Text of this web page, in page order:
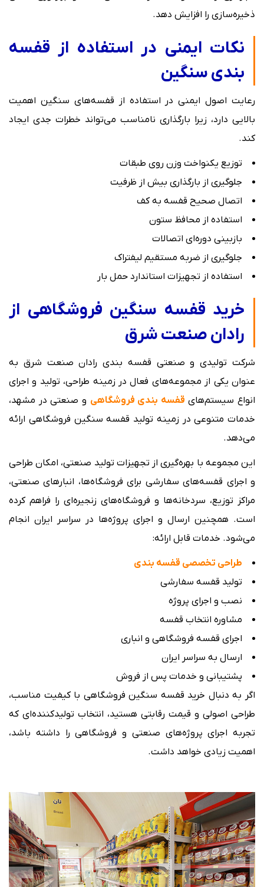
ذخیره‌سازی را افزایش دهد.
نکات ایمنی در استفاده از قفسه
بندی سنگین
رعایت اصول ایمنی در استفاده از قفسه‌های سنگین اهمیت
بالایی دارد، زیرا بارگذاری نامناسب می‌تواند خطرات جدی ایجاد
کند.
توزیع یکنواخت وزن روی طبقات
جلوگیری از بارگذاری بیش از ظرفیت
اتصال صحیح قفسه به کف
استفاده از محافظ ستون
بازبینی دوره‌ای اتصالات
جلوگیری از ضربه مستقیم لیفتراک
استفاده از تجهیزات استاندارد حمل بار
خرید قفسه سنگین فروشگاهی از
رادان صنعت شرق
شرکت تولیدی و صنعتی قفسه بندی رادان صنعت شرق به
عنوان یکی از مجموعه‌های فعال در زمینه طراحی، تولید و اجرای
انواع سیستم‌های قفسه‌ بندی فروشگاهی و صنعتی در مشهد،
خدمات متنوعی در زمینه تولید قفسه سنگین فروشگاهی ارائه
می‌دهد.
این مجموعه با بهره‌گیری از تجهیزات تولید صنعتی، امکان طراحی
و اجرای قفسه‌های سفارشی برای فروشگاه‌ها، انبارهای صنعتی،
مراکز توزیع، سردخانه‌ها و فروشگاه‌های زنجیره‌ای را فراهم کرده
است. همچنین ارسال و اجرای پروژه‌ها در سراسر ایران انجام
می‌شود. خدمات قابل ارائه:
طراحی تخصصی قفسه‌ بندی
تولید قفسه سفارشی
نصب و اجرای پروژه
مشاوره انتخاب قفسه
اجرای قفسه فروشگاهی و انباری
ارسال به سراسر ایران
پشتیبانی و خدمات پس از فروش
اگر به دنبال خرید قفسه سنگین فروشگاهی با کیفیت مناسب،
طراحی اصولی و قیمت رقابتی هستید، انتخاب تولیدکننده‌ای که
تجربه اجرای پروژه‌های صنعتی و فروشگاهی را داشته باشد،
اهمیت زیادی خواهد داشت.